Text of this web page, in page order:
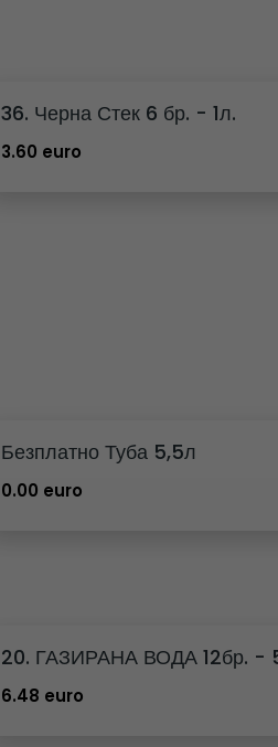
36. Черна Стек 6 бр. - 1л.
3.60 euro
Безплатно Туба 5,5л
0.00 euro
6.48 euro